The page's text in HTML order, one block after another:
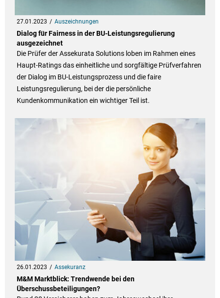
27.01.2023 Auszeichnungen
Dialog für Fairness in der BU-Leistungsregulierung
ausgezeichnet
Die Prüfer der Assekurata Solutions loben im Rahmen eines
Haupt-Ratings das einheitliche und sorgfältige Prüfverfahren
der Dialog im BU-Leistungsprozess und die faire
Leistungsregulierung, bei der die persönliche
Kundenkommunikation ein wichtiger Teil ist.
26.01.2023 Assekuranz
M&M Marktblick: Trendwende bei den
Überschussbeteiligungen?